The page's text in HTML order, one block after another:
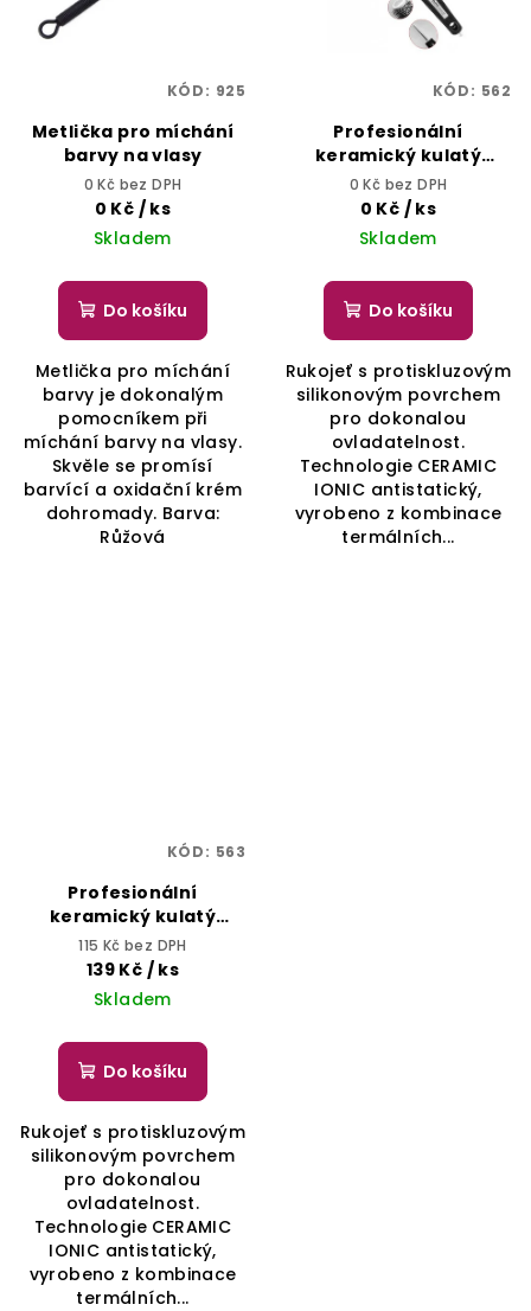
Metlička pro míchání
barvy na vlasy
0 Kč bez DPH
0 Kč / ks
Skladem
Do košíku
Metlička pro míchání
barvy je dokonalým
pomocníkem při
míchání barvy na vlasy.
Skvěle se promísí
barvící a oxidační krém
dohromady. Barva:
Růžová
KÓD: 925
Profesionální
keramický kulatý
kartáč na vlasy 34 mm
- DUKO Professional
UniBrush Ionic Ceramic
0 Kč bez DPH
0 Kč / ks
Skladem
Do košíku
Rukojeť s protiskluzovým
silikonovým povrchem
pro dokonalou
ovladatelnost.
Technologie CERAMIC
IONIC antistatický,
vyrobeno z kombinace
termálních...
KÓD: 562
Profesionální
keramický kulatý
kartáč na vlasy 44 mm
- DUKO Professional
UniBrush Ionic Ceramic
115 Kč bez DPH
139 Kč / ks
Skladem
Do košíku
Rukojeť s protiskluzovým
silikonovým povrchem
pro dokonalou
ovladatelnost.
Technologie CERAMIC
IONIC antistatický,
vyrobeno z kombinace
termálních...
KÓD: 563